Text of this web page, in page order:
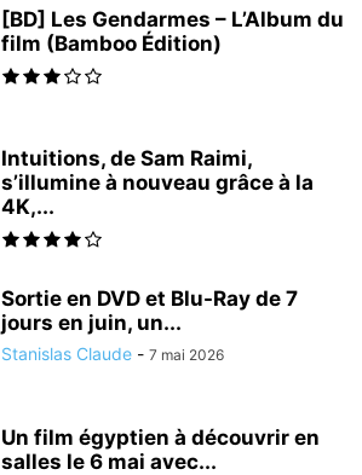
[BD] Les Gendarmes – L’Album du
film (Bamboo Édition)
Intuitions, de Sam Raimi,
s’illumine à nouveau grâce à la
4K,...
Sortie en DVD et Blu-Ray de 7
jours en juin, un...
Stanislas Claude - 7 mai 2026
Un film égyptien à découvrir en
salles le 6 mai avec...